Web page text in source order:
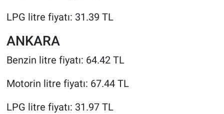
LPG litre fiyatı: 31.39 TL
ANKARA
Benzin litre fiyatı: 64.42 TL
Motorin litre fiyatı: 67.44 TL
LPG litre fiyatı: 31.97 TL